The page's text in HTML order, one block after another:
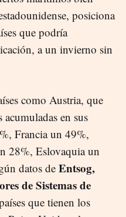
posiciona
que podría
a un invierno sin
como Austria, que
en sus
Francia un 49%,
28%, Eslovaquia un
datos deEntsog,
de Sistemas de
que tienen los